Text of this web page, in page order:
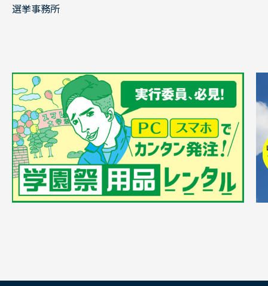
選挙事務所